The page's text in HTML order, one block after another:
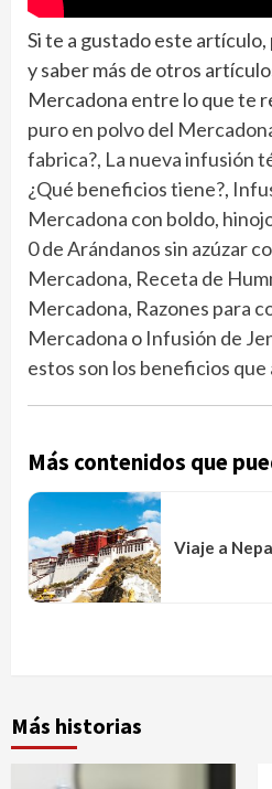
Si te a gustado este
y saber más de otros
Mercadona entre lo que te
puro en polvo del
fabrica?, La nueva infusión
¿Qué beneficios tiene?,
Mercadona con boldo,
0 de Arándanos sin azúzar
Mercadona, Receta de
Mercadona, Razones para
Mercadona o Infusión de
estos son los beneficios
Más contenidos que
Viaje a
Más historias